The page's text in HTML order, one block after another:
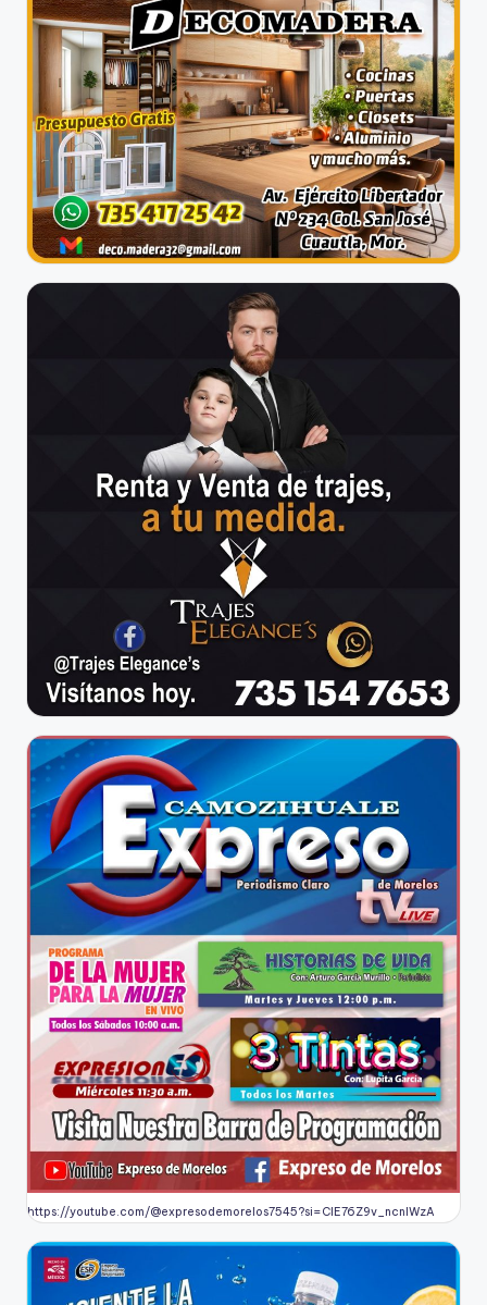
https://youtube.com/@expresodemorelos7545?si=CIE76Z9v_ncnlWzA